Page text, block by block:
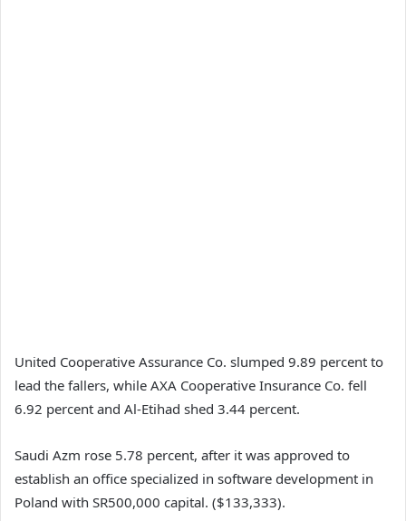
United Cooperative Assurance Co. slumped 9.89 percent to
lead the fallers, while AXA Cooperative Insurance Co. fell
6.92 percent and Al-Etihad shed 3.44 percent.
Saudi Azm rose 5.78 percent, after it was approved to
establish an office specialized in software development in
Poland with SR500,000 capital. ($133,333).